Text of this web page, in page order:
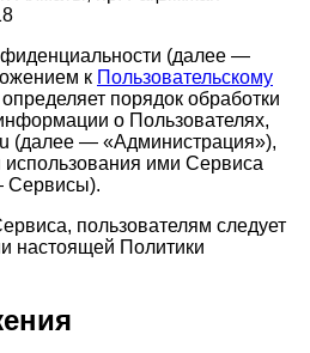
(далее —
к Пользовательскому
порядок обработки
о Пользователях,
(далее — «Администрация»),
ими Cервиса
Сервисы).
пользователям следует
настоящей Политики